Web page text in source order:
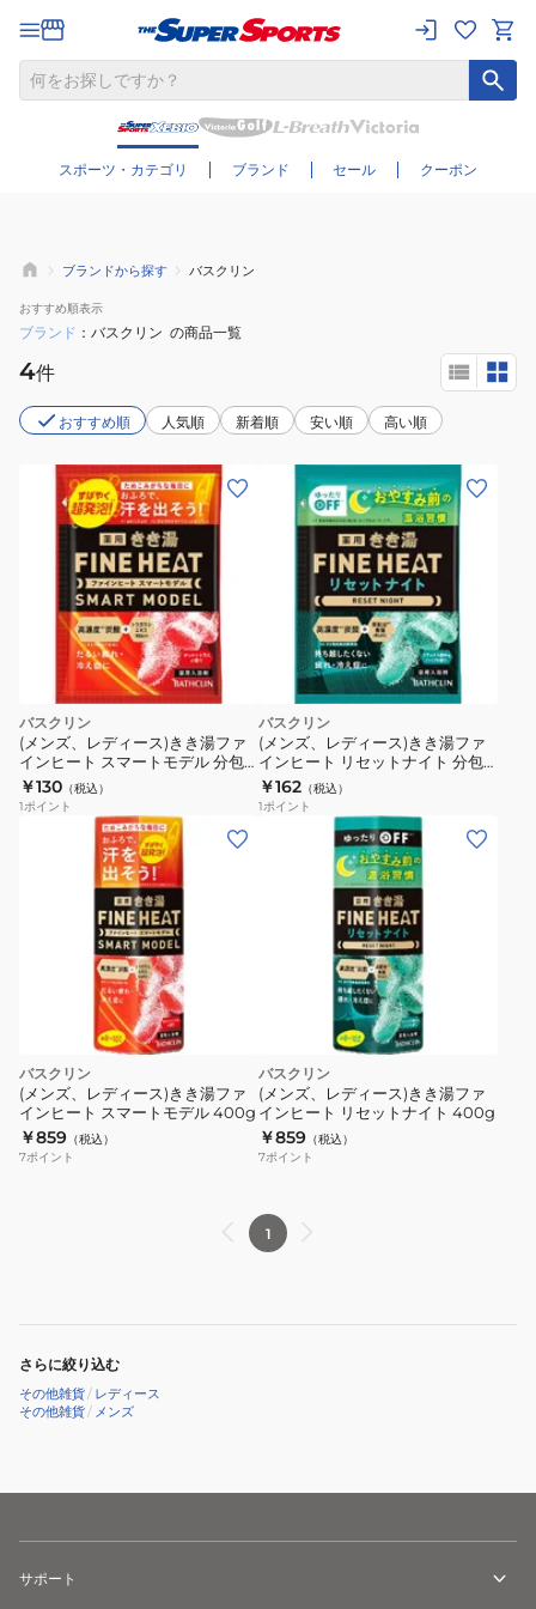
スポーツ・カテゴリ ブランド セール クーポン
さらに絞り込む
ブランドから探す バスクリン
おすすめ順表示
ブランド バスクリン の商品一覧
4件
おすすめ順 人気順 新着順 安い順 高い順
バスクリン
(メンズ、レディース)きき湯ファ
インヒート スマートモデル 分包
50g
￥130 （税込）
1ポイント
バスクリン
(メンズ、レディース)きき湯ファ
インヒート リセットナイト 分包
50g
￥162 （税込）
1ポイント
バスクリン
(メンズ、レディース)きき湯ファ
インヒート スマートモデル 400g
￥859 （税込）
7ポイント
バスクリン
(メンズ、レディース)きき湯ファ
インヒート リセットナイト 400g
￥859 （税込）
7ポイント
1
さらに絞り込む
その他雑貨/ レディース
その他雑貨/ メンズ
サポート